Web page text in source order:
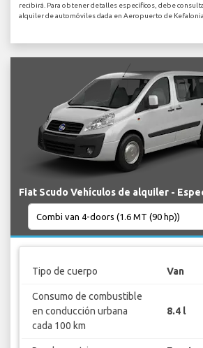
recibirá. Para obtener detalles específicos, debe
alquiler de automóviles dada en Aeropuerto de Kefalonia.
Fiat Scudo Vehículos de alquiler -
Tipo de cuerpo Van
Consumo de combustible
en conducción urbana
cada 100 km
8.4 l